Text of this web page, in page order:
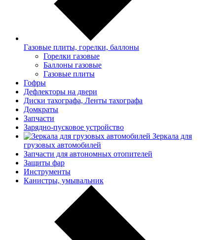
Газовые плиты, горелки, баллоны
Горелки газовые
Баллоны газовые
Газовые плиты
Гофры
Дефлекторы на двери
Диски тахографа, Ленты тахографа
Домкраты
Запчасти
Зарядно-пусковое устройство
Зеркала для
грузовых автомобилей
Запчасти для автономных отопителей
Защиты фар
Инструменты
Канистры, умывальник